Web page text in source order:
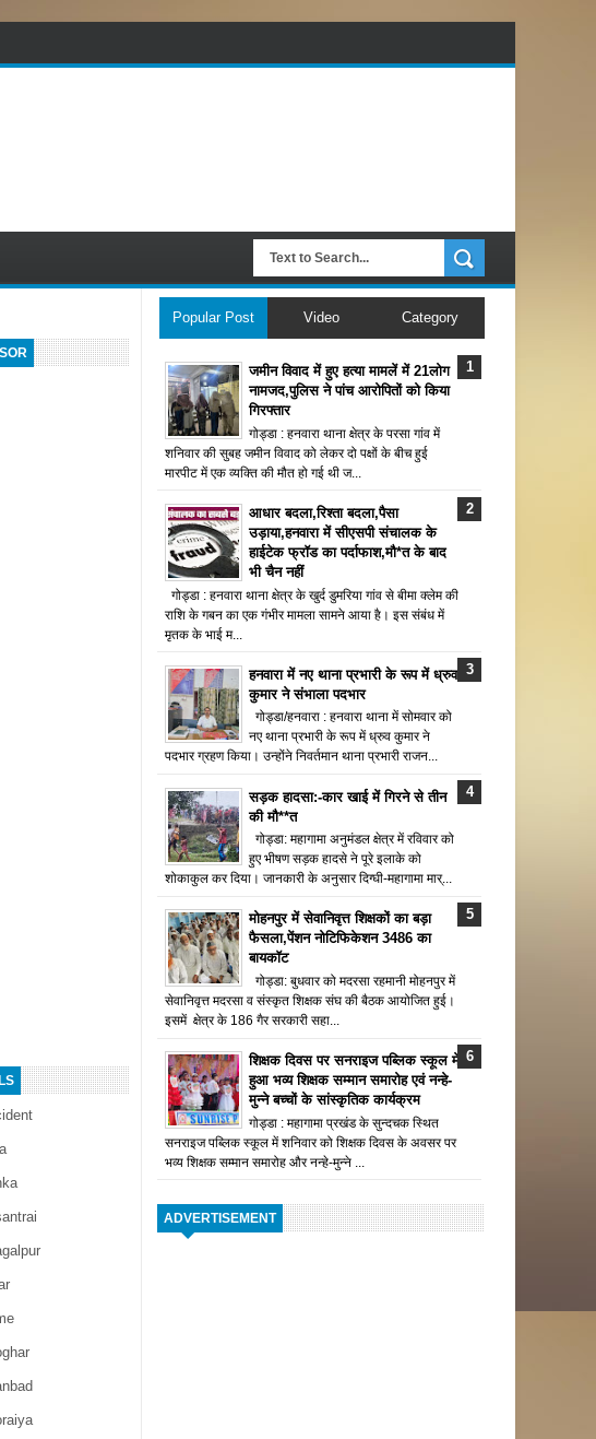
Popular Post Video Category
जमीन विवाद में हुए हत्या मामलें में 21लोग
नामजद,पुलिस ने पांच आरोपितों को किया
गिरफ्तार
गोड्डा : हनवारा थाना क्षेत्र के परसा गांव में
शनिवार की सुबह जमीन विवाद को लेकर दो पक्षों के बीच हुई
मारपीट में एक व्यक्ति की मौत हो गई थी ज...
आधार बदला,रिश्ता बदला,पैसा
उड़ाया,हनवारा में सीएसपी संचालक के
हाईटेक फ्रॉड का पर्दाफाश,मौ*त के बाद
भी चैन नहीं
गोड्डा : हनवारा थाना क्षेत्र के खुर्द डुमरिया गांव से बीमा क्लेम की
राशि के गबन का एक गंभीर मामला सामने आया है। इस संबंध में
मृतक के भाई म...
हनवारा में नए थाना प्रभारी के रूप में ध्रुव
कुमार ने संभाला पदभार
गोड्डा/हनवारा : हनवारा थाना में सोमवार को
नए थाना प्रभारी के रूप में ध्रुव कुमार ने
पदभार ग्रहण किया। उन्होंने निवर्तमान थाना प्रभारी राजन...
सड़क हादसा:-कार खाई में गिरने से तीन
की मौ**त
गोड्डा: महागामा अनुमंडल क्षेत्र में रविवार को
हुए भीषण सड़क हादसे ने पूरे इलाके को
शोकाकुल कर दिया। जानकारी के अनुसार दिग्घी-महागामा मार्...
मोहनपुर में सेवानिवृत्त शिक्षकों का बड़ा
फैसला,पेंशन नोटिफिकेशन 3486 का
बायकॉट
गोड्डा: बुधवार को मदरसा रहमानी मोहनपुर में
सेवानिवृत्त मदरसा व संस्कृत शिक्षक संघ की बैठक आयोजित हुई।
इसमें क्षेत्र के 186 गैर सरकारी सहा...
शिक्षक दिवस पर सनराइज पब्लिक स्कूल में
हुआ भव्य शिक्षक सम्मान समारोह एवं नन्हे-
मुन्ने बच्चों के सांस्कृतिक कार्यक्रम
गोड्डा : महागामा प्रखंड के सुन्दचक स्थित
सनराइज पब्लिक स्कूल में शनिवार को शिक्षक दिवस के अवसर पर
भव्य शिक्षक सम्मान समारोह और नन्हे-मुन्ने ...
ADVERTISEMENT